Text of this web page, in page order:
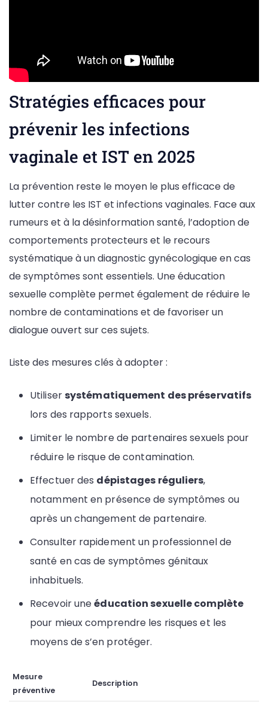
Stratégies efficaces pour
prévenir les infections
vaginale et IST en 2025
La prévention reste le moyen le plus efficace de
lutter contre les IST et infections vaginales. Face aux
rumeurs et à la désinformation santé, l’adoption de
comportements protecteurs et le recours
systématique à un diagnostic gynécologique en cas
de symptômes sont essentiels. Une éducation
sexuelle complète permet également de réduire le
nombre de contaminations et de favoriser un
dialogue ouvert sur ces sujets.
Liste des mesures clés à adopter :
Utiliser systématiquement des préservatifs
lors des rapports sexuels.
Limiter le nombre de partenaires sexuels pour
réduire le risque de contamination.
Effectuer des dépistages réguliers,
notamment en présence de symptômes ou
après un changement de partenaire.
Consulter rapidement un professionnel de
santé en cas de symptômes génitaux
inhabituels.
Recevoir uneéducation sexuelle complète
pour mieux comprendre les risques et les
moyens de s’en protéger.
Mesure
préventive
Description